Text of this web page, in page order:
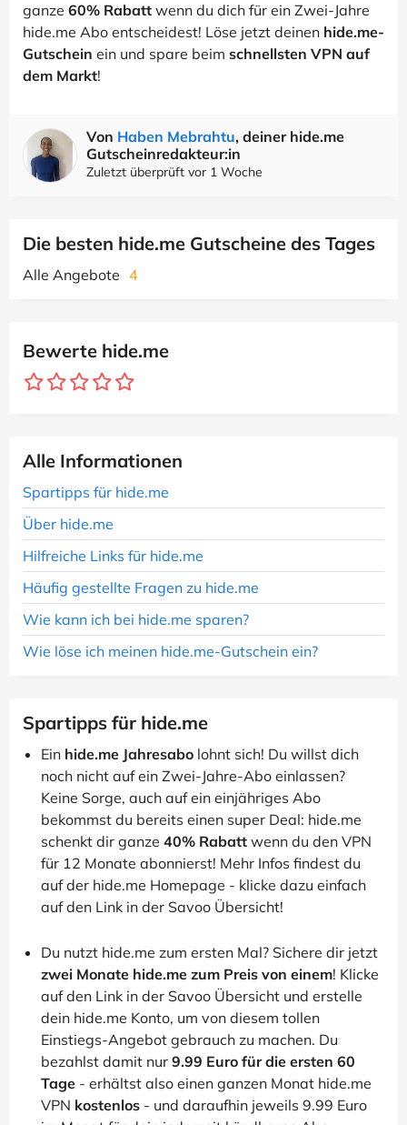
ganze 60% Rabatt wenn du dich für ein Zwei-Jahre
hide.me Abo entscheidest! Löse jetzt deinen hide.me-
Gutschein ein und spare beim schnellsten VPN auf
dem Markt!
Von Haben Mebrahtu, deiner hide.me
Gutscheinredakteur:in
Zuletzt überprüft vor 1 Woche
Die besten hide.me Gutscheine des Tages
Alle Angebote 4
Bewerte hide.me
Alle Informationen
Spartipps für hide.me
Über hide.me
Hilfreiche Links für hide.me
Häufig gestellte Fragen zu hide.me
Wie kann ich bei hide.me sparen?
Wie löse ich meinen hide.me-Gutschein ein?
Spartipps für hide.me
Ein hide.me Jahresabo lohnt sich! Du willst dich
noch nicht auf ein Zwei-Jahre-Abo einlassen?
Keine Sorge, auch auf ein einjähriges Abo
bekommst du bereits einen super Deal: hide.me
schenkt dir ganze 40% Rabatt wenn du den VPN
für 12 Monate abonnierst! Mehr Infos findest du
auf der hide.me Homepage - klicke dazu einfach
auf den Link in der Savoo Übersicht!
Du nutzt hide.me zum ersten Mal? Sichere dir jetzt
zwei Monate hide.me zum Preis von einem! Klicke
auf den Link in der Savoo Übersicht und erstelle
dein hide.me Konto, um von diesem tollen
Einstiegs-Angebot gebrauch zu machen. Du
bezahlst damit nur 9.99 Euro für die ersten 60
Tage - erhältst also einen ganzen Monat hide.me
VPN kostenlos - und daraufhin jeweils 9.99 Euro